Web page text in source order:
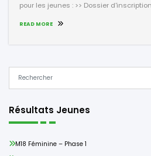
pour les jeunes : >> Dossier
READ MORE
Résultats Jeunes
M18 Féminine – Phase 1